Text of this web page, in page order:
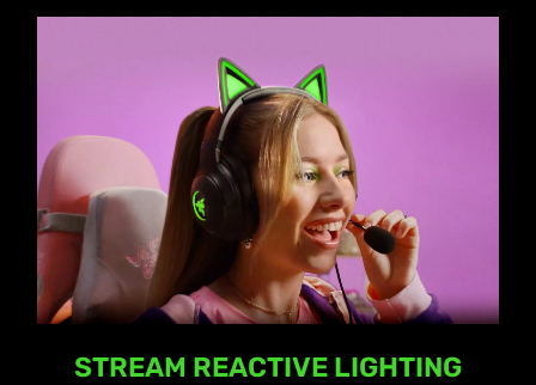
STREAM REACTIVE LIGHTING